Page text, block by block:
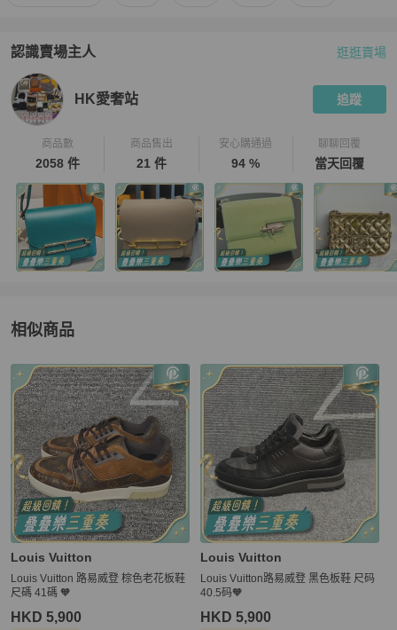
認識賣場主人
PopChill 拍拍圈嚴選賣家
逛逛賣場
HK愛奢站 追蹤
商品數
2058 件
商品售出
21 件
安心購通過
94 %
聊聊回覆
當天回覆
相似商品
更多相似Louis Vuitton男鞋推薦精品
Louis Vuitton
Louis Vuitton 路易威登 棕色老花板鞋
尺碼 41碼 🧡
HKD 5,900
Louis Vuitton
Louis Vuitton路易威登 黑色板鞋 尺码
40.5码🧡
HKD 5,900